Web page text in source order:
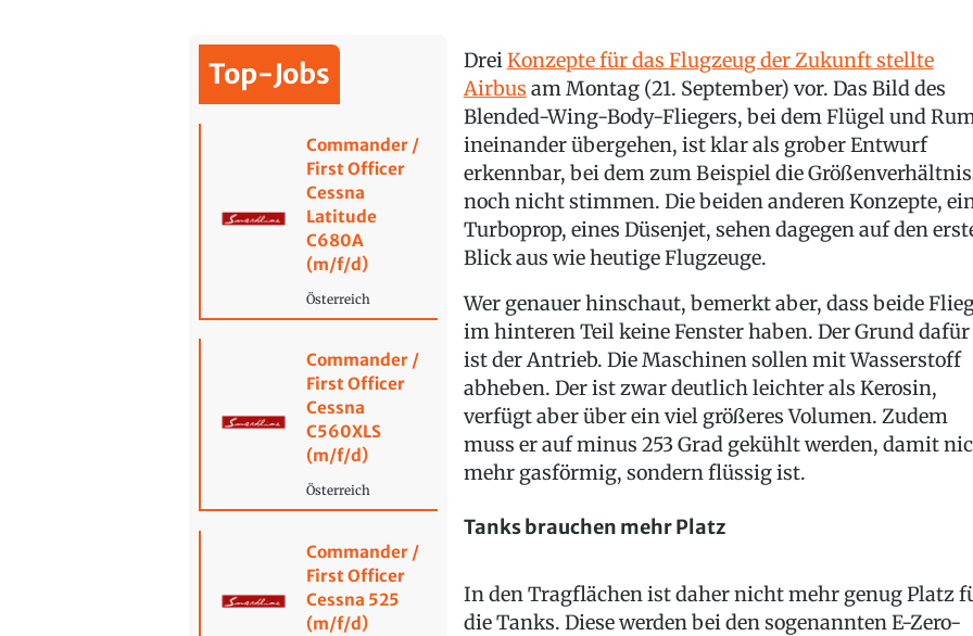
Top-Jobs
Commander /
First Officer
Cessna
Latitude
C680A
(m/f/d)
Österreich
Commander /
First Officer
Cessna
C560XLS
(m/f/d)
Österreich
Commander /
First Officer
Cessna 525
(m/f/d)
DreiKonzepte für das Flugzeug der Zukunft stellte
Airbus am Montag (21. September) vor. Das Bild des
Blended-Wing-Body-Fliegers, bei dem Flügel und
ineinander übergehen, ist klar als grober Entwurf
erkennbar, bei dem zum Beispiel die
noch nicht stimmen. Die beiden anderen Konzepte,
Turboprop, eines Düsenjet, sehen dagegen auf den
Blick aus wie heutige Flugzeuge.
Wer genauer hinschaut, bemerkt aber, dass beide
im hinteren Teil keine Fenster haben. Der Grund dafür
ist der Antrieb. Die Maschinen sollen mit Wasserstoff
abheben. Der ist zwar deutlich leichter als Kerosin,
verfügt aber über ein viel größeres Volumen. Zudem
muss er auf minus 253 Grad gekühlt werden, damit
mehr gasförmig, sondern flüssig ist.
Tanks brauchen mehr Platz
In den Tragflächen ist daher nicht mehr genug Platz
die Tanks. Diese werden bei den sogenannten E-Zero-